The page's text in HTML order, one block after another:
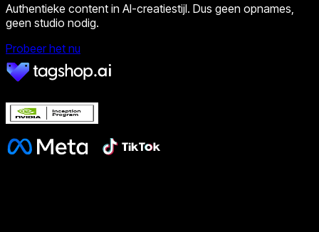
Authentieke content in AI-creatiestijl. Dus geen opnames,
geen studio nodig.
Probeer het nu